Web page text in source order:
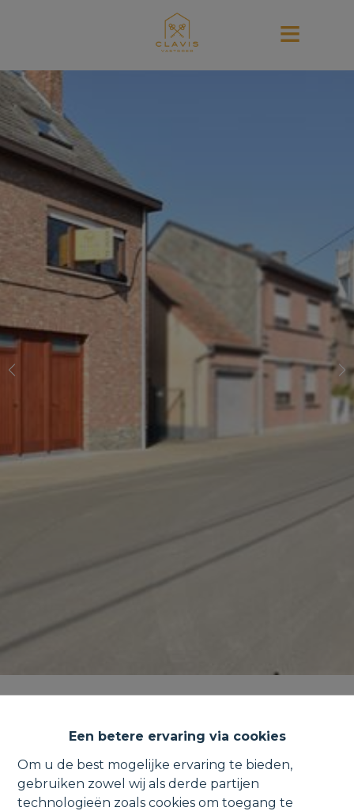
Een betere ervaring via cookies
Om u de best mogelijke ervaring te bieden,
gebruiken zowel wij als derde partijen
technologieën zoals cookies om toegang te
Duplex-appartement met
fietsenberging nabij de vaart.